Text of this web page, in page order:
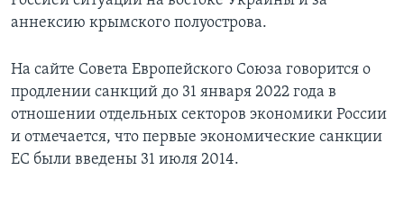
аннексию крымского полуострова.
На сайте Совета Европейского Союза говорится о
продлении санкций до 31 января 2022 года в
отношении отдельных секторов экономики России
и отмечается, что первые экономические санкции
ЕС были введены 31 июля 2014.